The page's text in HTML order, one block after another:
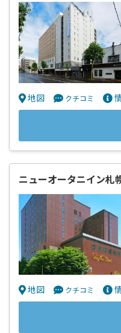
地図 クチコミ
ニューオータニイン札
地図 クチコミ